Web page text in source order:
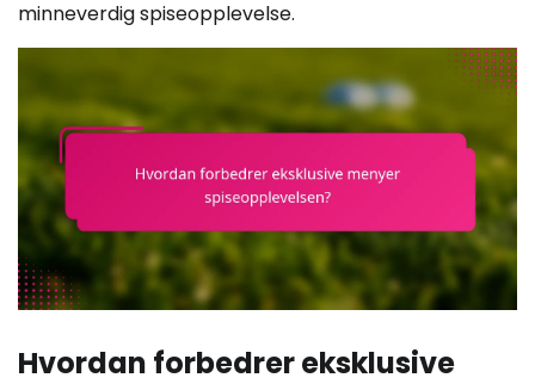
minneverdig spiseopplevelse.
Hvordan forbedrer eksklusive